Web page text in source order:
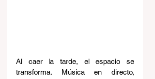
Al caer la tarde, el espacio se
transforma. Música en directo,